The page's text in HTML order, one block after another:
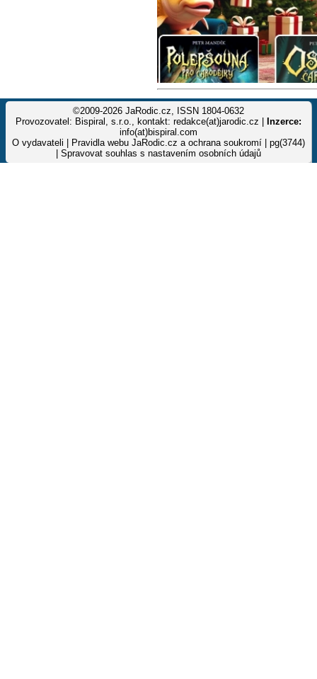
©2009-2026 JaRodic.cz, ISSN 1804-0632
Provozovatel: Bispiral, s.r.o., kontakt: redakce(at)jarodic.cz |
Inzerce:
info(at)bispiral.com
O vydavateli
Pravidla webu JaRodic.cz a ochrana soukromí | pg(3744)
Spravovat souhlas s nastavením osobních údajů